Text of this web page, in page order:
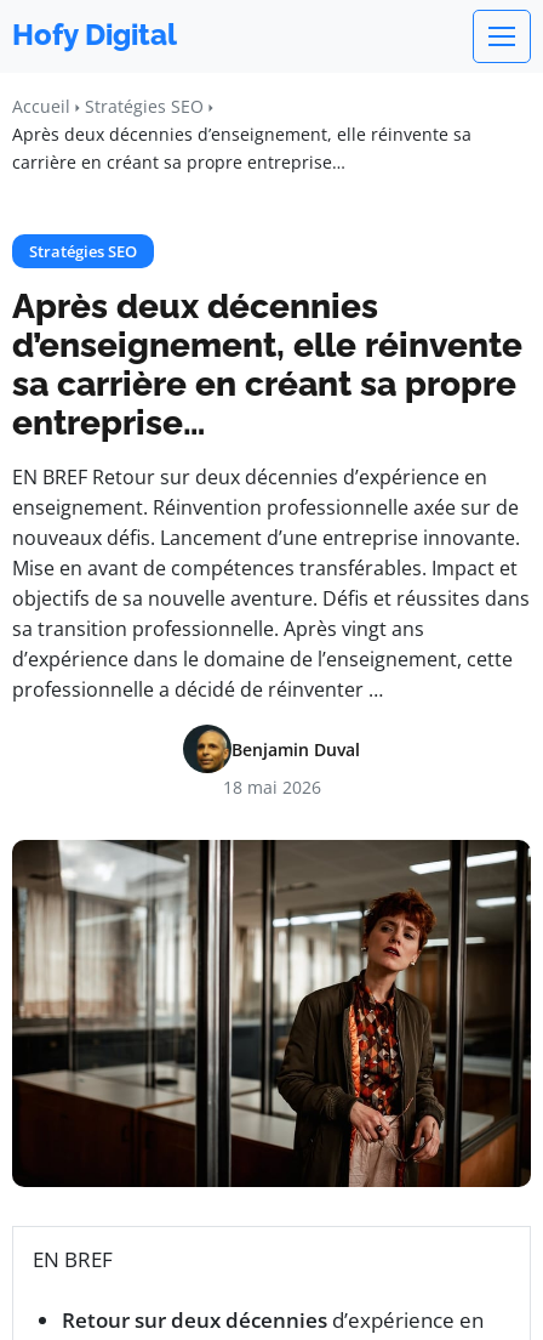
Hofy Digital
Accueil
Stratégies SEO
Après deux décennies d’enseignement, elle réinvente sa
carrière en créant sa propre entreprise…
Stratégies SEO
Après deux décennies
d’enseignement, elle réinvente
sa carrière en créant sa propre
entreprise…
EN BREF Retour sur deux décennies d’expérience en
enseignement. Réinvention professionnelle axée sur de
nouveaux défis. Lancement d’une entreprise innovante.
Mise en avant de compétences transférables. Impact et
objectifs de sa nouvelle aventure. Défis et réussites dans
sa transition professionnelle. Après vingt ans
d’expérience dans le domaine de l’enseignement, cette
professionnelle a décidé de réinventer …
Benjamin Duval
18 mai 2026
EN BREF
Retour sur deux décennies d’expérience en